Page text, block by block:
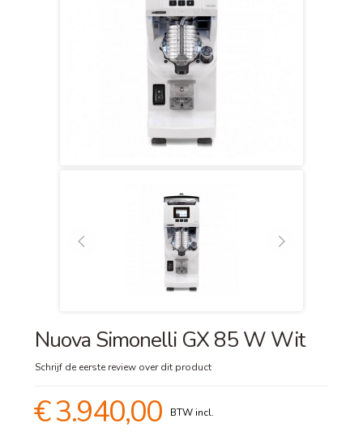
Nuova Simonelli GX 85 W Wit
Schrijf de eerste review over dit product
€ 3.940,00